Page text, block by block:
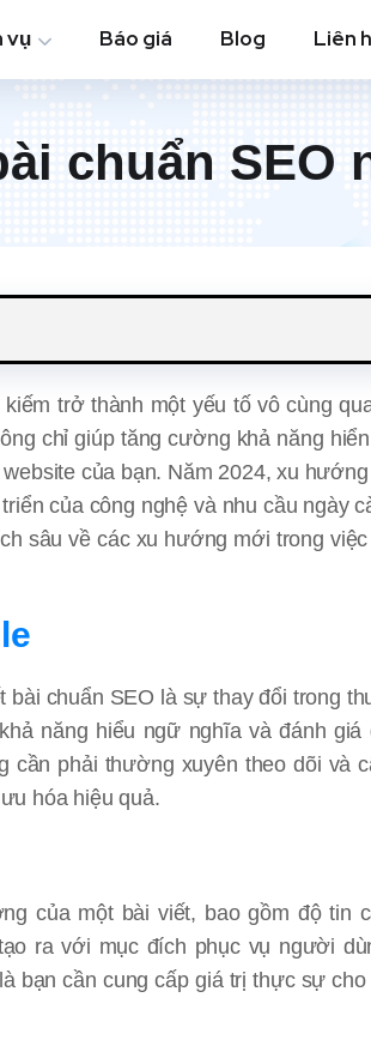
vụ Báo giá Blog Liên
chuẩn SEO
trở thành một yếu tố vô cùng
chỉ giúp tăng cường khả năng
của bạn. Năm 2024, xu
của công nghệ và nhu cầu ngày
sâu về các xu hướng mới trong việc
chuẩn SEO là sự thay đổi trong
năng hiểu ngữ nghĩa và đánh giá
cần phải thường xuyên theo dõi và
hóa hiệu quả.
của một bài viết, bao gồm độ tin
ra với mục đích phục vụ người
bạn cần cung cấp giá trị thực sự cho